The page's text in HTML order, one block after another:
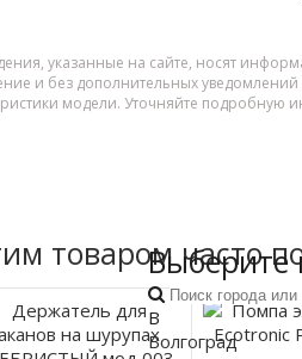
указанные на сайте, носят
и без дополнительных
модели. Уточняйте подробную
товаром часто
Выберите
В
Волгоград